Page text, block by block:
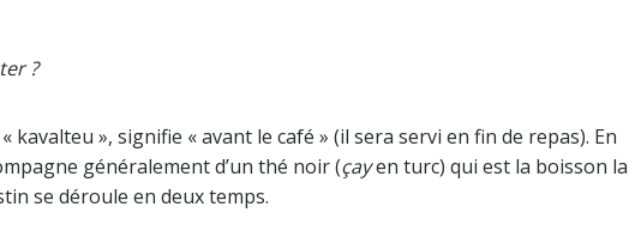
?
kavalteu », signifie « avant le café » (il sera servi en fin de repas). En
généralement d’un thé noir (çayen turc) qui est la boisson la
se déroule en deux temps.